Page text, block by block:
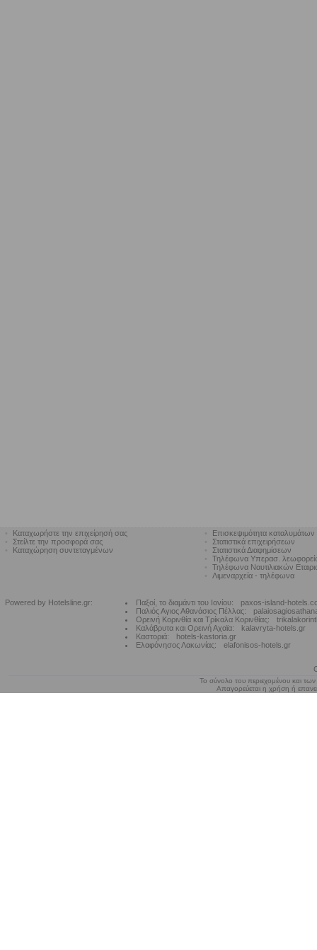
Καταχωρήστε την επιχείρησή σας
Στείλτε την προσφορά σας
Καταχώρηση συντεταγμένων
Επισκεψιμότητα καταλυμάτων
Στατιστικά επιχειρήσεων
Στατιστικά Διαφημίσεων
Τηλέφωνα Υπερασ.
Τηλέφωνα Ναυτιλιακών
Λιμεναρχεία - τηλέφωνα
Powered by Hotelsline.gr: Παξοί, το διαμάντι του Ιονίου:
paxos-island-
Παλιός Αγιος Αθανάσιος Πέλλας:
Ορεινή Κορινθία και Τρίκαλα Κορινθίας:
Καλάβρυτα και Ορεινή Αχαϊα:
kalavryta-hotels.gr
Καστοριά:
hotels-kastoria.gr
Ελαφόνησος Λακωνίας:
elafonisos-hotels.gr
Το σύνολο του περιεχομένου και
Απαγορεύεται η χρήση ή